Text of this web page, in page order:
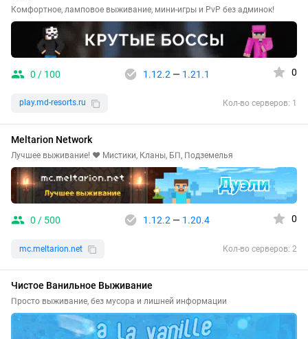
Комфортное, ламповое выживание, мини-игры и PvP без админок!
0 / 100 1.12.2 — 1.21.1 0
play.md-resorts.ru Кол-во серверов: 1
Meltarion Network
Лучшее выживание! ❤️ Мистики, Кланы, БП, Подземелья
0 / 500 1.12.2 — 1.20.4 0
mc.meltarion.net Кол-во серверов: 2
Чистое Ванильное Выживание
Просто выживание, без мусора и лишней информации